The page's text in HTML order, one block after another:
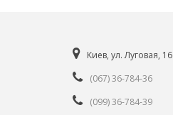
Киев, ул. Луговая, 16
(067) 36-784-36
(099) 36-784-39